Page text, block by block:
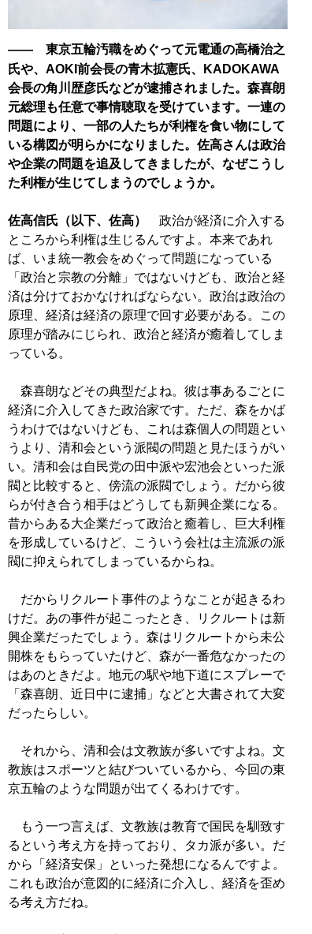
―― 東京五輪汚職をめぐって元電通の高橋治之
氏や、AOKI前会長の青木拡憲氏、KADOKAWA
会長の角川歴彦氏などが逮捕されました。森喜朗
元総理も任意で事情聴取を受けています。一連の
問題により、一部の人たちが利権を食い物にして
いる構図が明らかになりました。佐高さんは政治
や企業の問題を追及してきましたが、なぜこうし
た利権が生じてしまうのでしょうか。
佐高信氏（以下、佐高）
政治が経済に介入する
ところから利権は生じるんですよ。本来であれ
ば、いま統一教会をめぐって問題になっている
「政治と宗教の分離」ではないけども、政治と経
済は分けておかなければならない。政治は政治の
原理、経済は経済の原理で回す必要がある。この
原理が踏みにじられ、政治と経済が癒着してしま
っている。
森喜朗などその典型だよね。彼は事あるごとに
経済に介入してきた政治家です。ただ、森をかば
うわけではないけども、これは森個人の問題とい
うより、清和会という派閥の問題と見たほうがい
い。清和会は自民党の田中派や宏池会といった派
閥と比較すると、傍流の派閥でしょう。だから彼
らが付き合う相手はどうしても新興企業になる。
昔からある大企業だって政治と癒着し、巨大利権
を形成しているけど、こういう会社は主流派の派
閥に抑えられてしまっているからね。
だからリクルート事件のようなことが起きるわ
けだ。あの事件が起こったとき、リクルートは新
興企業だったでしょう。森はリクルートから未公
開株をもらっていたけど、森が一番危なかったの
はあのときだよ。地元の駅や地下道にスプレーで
「森喜朗、近日中に逮捕」などと大書されて大変
だったらしい。
それから、清和会は文教族が多いですよね。文
教族はスポーツと結びついているから、今回の東
京五輪のような問題が出てくるわけです。
もう一つ言えば、文教族は教育で国民を馴致す
るという考え方を持っており、タカ派が多い。だ
から「経済安保」といった発想になるんですよ。
これも政治が意図的に経済に介入し、経済を歪め
る考え方だね。